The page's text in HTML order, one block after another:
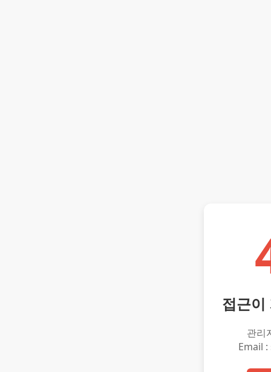
접근이
관리
Email